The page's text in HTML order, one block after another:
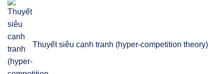
Thuyết siêu cạnh tranh (hyper-competition theory)